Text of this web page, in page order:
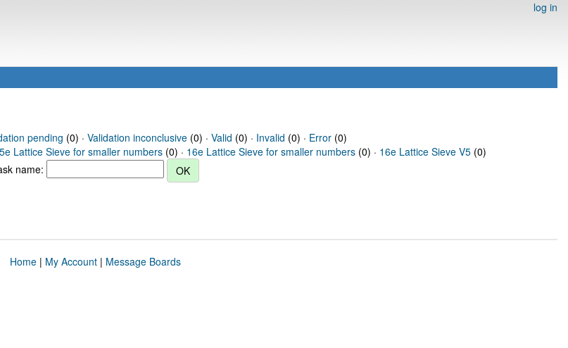
log in
pending (0) · Validation inconclusive(0) · Valid (0) · Invalid (0) · Error(0)
Lattice Sieve for smaller numbers (0) · 16e Lattice Sieve for smaller numbers (0) · 16e Lattice Sieve V5 (0)
name:
Home| My Account| Message Boards